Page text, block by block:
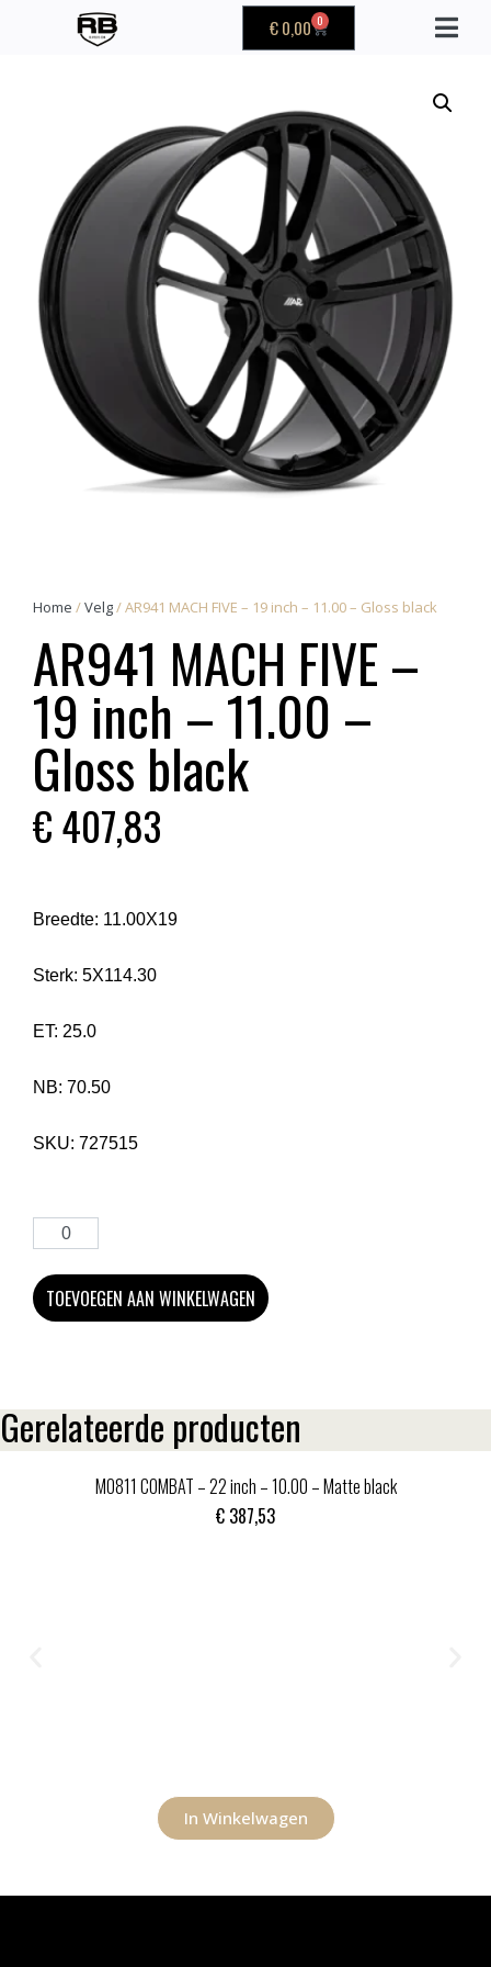
€0,00 0
Home /Velg/ AR941 MACH FIVE – 19 inch – 11.00 – Gloss black
AR941 MACH FIVE –
19 inch – 11.00 –
Gloss black
€407,83
Breedte: 11.00X19
Sterk: 5X114.30
ET: 25.0
NB: 70.50
SKU: 727515
TOEVOEGEN AAN WINKELWAGEN
Gerelateerde producten
MO811 COMBAT – 22 inch – 10.00 – Matte black
€ 387,53
In Winkelwagen